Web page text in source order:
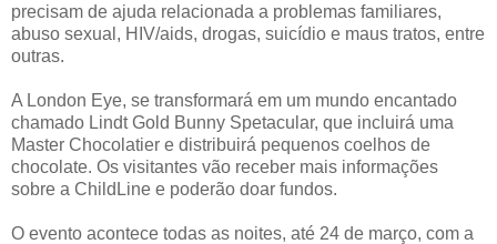
precisam de ajuda relacionada a problemas familiares,
abuso sexual, HIV/aids, drogas, suicídio e maus tratos, entre
outras.
A London Eye, se transformará em um mundo encantado
chamado Lindt Gold Bunny Spetacular, que incluirá uma
Master Chocolatier e distribuirá pequenos coelhos de
chocolate. Os visitantes vão receber mais informações
sobre a ChildLine e poderão doar fundos.
O evento acontece todas as noites, até 24 de março, com a